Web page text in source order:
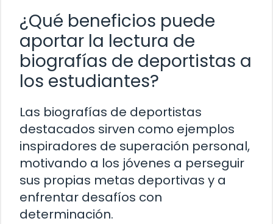
¿Qué beneficios puede
aportar la lectura de
biografías de deportistas a
los estudiantes?
Las biografías de deportistas
destacados sirven como ejemplos
inspiradores de superación personal,
motivando a los jóvenes a perseguir
sus propias metas deportivas y a
enfrentar desafíos con
determinación.